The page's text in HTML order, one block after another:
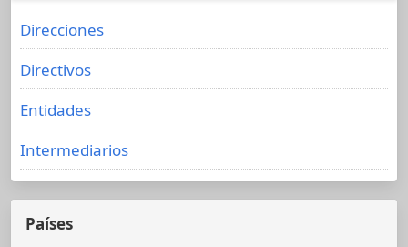
Direcciones
Directivos
Entidades
Intermediarios
Países